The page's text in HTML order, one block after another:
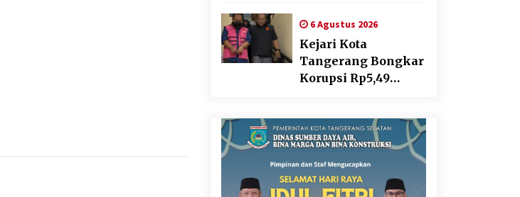
hingga Fatal
6 Agustus 2026
Kejari Kota
Tangerang Bongkar
Korupsi Rp5,49
VP Angkasa Pura
Kargo Ditahan